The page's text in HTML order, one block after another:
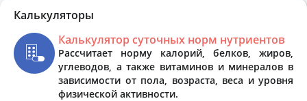
Калькуляторы
Калькулятор суточных норм нутриентов
Рассчитает норму калорий, белков, жиров,
углеводов, а также витаминов и минералов в
зависимости от пола, возраста, веса и уровня
физической активности.